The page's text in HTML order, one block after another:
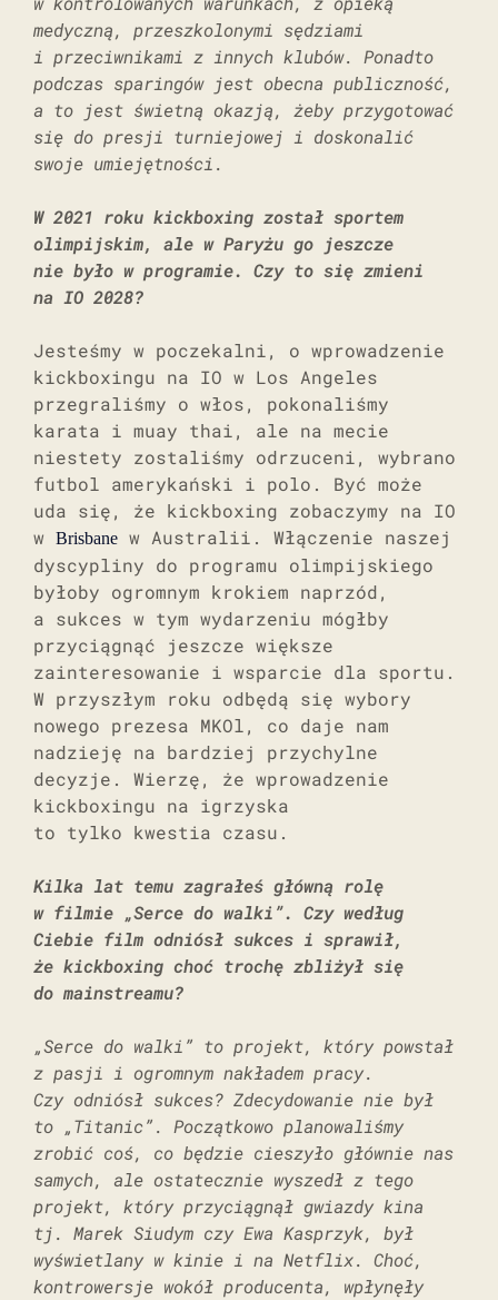
medyczną, przeszkolonymi sędziami
i przeciwnikami z innych klubów. Ponadto
podczas sparingów jest obecna publiczność,
a to jest świetną okazją, żeby przygotować
się do presji turniejowej i doskonalić
swoje umiejętności.
W 2021 roku kickboxing został sportem
olimpijskim, ale w Paryżu go jeszcze
nie było w programie. Czy to się zmieni
na IO 2028?
Jesteśmy w poczekalni, o wprowadzenie
kickboxingu na IO w Los Angeles
przegraliśmy o włos, pokonaliśmy
karata i muay thai, ale na mecie
niestety zostaliśmy odrzuceni, wybrano
futbol amerykański i polo. Być może
uda się, że kickboxing zobaczymy na IO
w
Brisbane w Australii. Włączenie naszej
dyscypliny do programu olimpijskiego
byłoby ogromnym krokiem naprzód,
a sukces w tym wydarzeniu mógłby
przyciągnąć jeszcze większe
zainteresowanie i wsparcie dla sportu.
W przyszłym roku odbędą się wybory
nowego prezesa MKOl, co daje nam
nadzieję na bardziej przychylne
decyzje. Wierzę, że wprowadzenie
kickboxingu na igrzyska
to tylko kwestia czasu.
Kilka lat temu zagrałeś główną rolę
w filmie „Serce do walki”. Czy według
Ciebie film odniósł sukces i sprawił,
że kickboxing choć trochę zbliżył się
do mainstreamu?
„Serce do walki” to projekt, który powstał
z pasji i ogromnym nakładem pracy.
Czy odniósł sukces? Zdecydowanie nie był
to „Titanic”. Początkowo planowaliśmy
zrobić coś, co będzie cieszyło głównie nas
samych, ale ostatecznie wyszedł z tego
projekt, który przyciągnął gwiazdy kina
tj. Marek Siudym czy Ewa Kasprzyk, był
wyświetlany w kinie i na Netflix. Choć,
kontrowersje wokół producenta, wpłynęły